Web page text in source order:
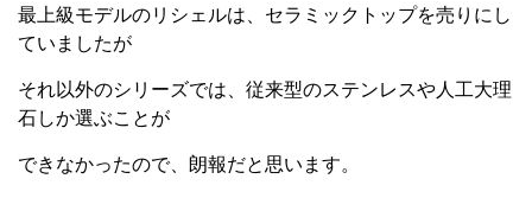
最上級モデルのリシェルは、セラミックトップを売りにし
ていましたが
それ以外のシリーズでは、従来型のステンレスや人工大理
石しか選ぶことが
できなかったので、朗報だと思います。